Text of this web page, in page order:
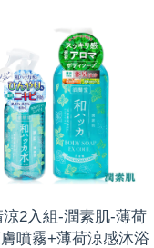
涼2入組-潤素肌-薄荷
噴霧+薄荷涼感沐浴